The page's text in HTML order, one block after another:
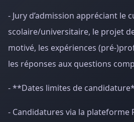
- Jury d’admission appréciant le
scolaire/universitaire, le projet
motivé, les expériences (pré-
les réponses aux questions
- **Dates limites de
- Candidatures via la plateforme